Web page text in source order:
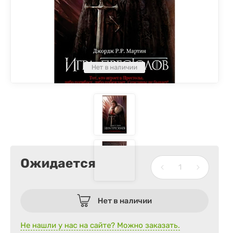
Нет в наличии
Ожидается
Нет в наличии
Не нашли у нас на сайте? Можно заказать.